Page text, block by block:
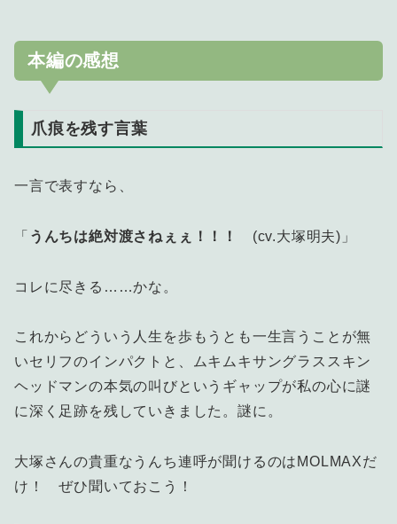
本編の感想
爪痕を残す言葉
一言で表すなら、
「 うんちは絶対渡さねぇぇ！！！ (cv.大塚明夫)」
コレに尽きる……かな。
これからどういう人生を歩もうとも一生言うことが無
いセリフのインパクトと、ムキムキサングラススキン
ヘッドマンの本気の叫びというギャップが私の心に謎
に深く足跡を残していきました。謎に。
大塚さんの貴重なうんち連呼が聞けるのはMOLMAXだ
け！ ぜひ聞いておこう！